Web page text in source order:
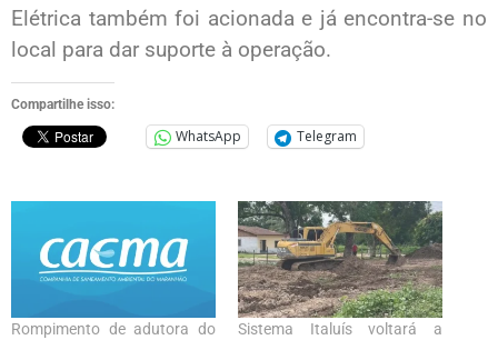
Elétrica também foi acionada e já encontra-se no
local para dar suporte à operação.
Compartilhe isso:
WhatsApp Telegram
Rompimento de adutora do
Sistema Italuís voltará a